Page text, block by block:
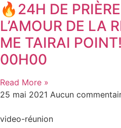
🔥24H DE
L’AMOUR DE LA
ME TAIRAI
00H00
Read More »
25 mai 2021 Aucun
video-réunion